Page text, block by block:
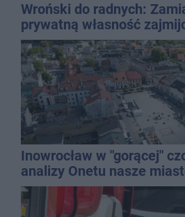
Wroński do radnych:
prywatną własność
gospodarką
Inowrocław w "gorącej"
analizy Onetu nasze
najbardziej narażonych na